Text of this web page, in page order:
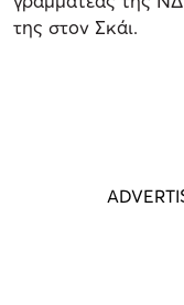
της στον Σκάι.